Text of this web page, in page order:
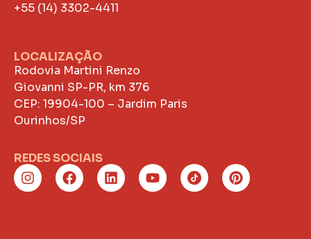
+55 (14) 3302-4411
LOCALIZAÇÃO
Rodovia Martini Renzo
Giovanni SP-PR, km 376
CEP: 19904-100 – Jardim Paris
Ourinhos/SP
REDES SOCIAIS